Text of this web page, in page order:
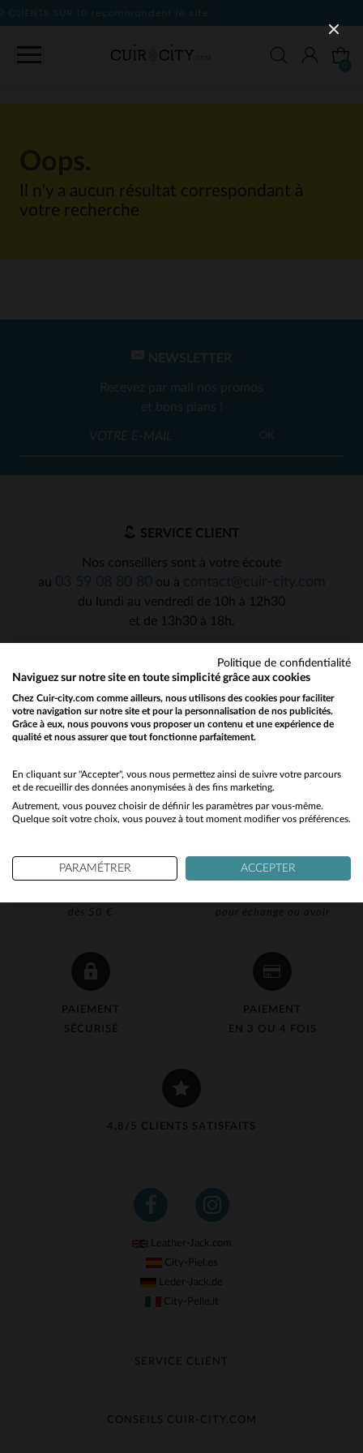
Il n'y a aucun résultat correspondant à
votre recherche
dès 50 €
pour échange ou avoir
PAIEMENT
SÉCURISÉ
PAIEMENT
EN 3 OU 4 FOIS
4,8/5 CLIENTS SATISFAITS
NEWSLETTER
Recevez par mail nos promos
et bons plans !
OK
SERVICE CLIENT
Nos conseillers sont à votre écoute
au
ou à
du lundi au vendredi de 10h à 12h30
et de 13h30 à 18h.
Leather-Jack.com
City-Piel.es
Leder-Jack.de
City-Pelle.it
SERVICE CLIENT
Échange & Remboursement
CONSEILS CUIR-CITY.COM
Would you like to be redirected to our English site?
No
Yes
Politique de confidentialité
Naviguez sur notre site en toute simplicité grâce aux cookies
Chez Cuir-city.com comme ailleurs, nous utilisons des cookies pour faciliter
votre navigation sur notre site et pour la personnalisation de nos publicités.
Grâce à eux, nous pouvons vous proposer un contenu et une expérience de
qualité et nous assurer que tout fonctionne parfaitement.
En cliquant sur "Accepter", vous nous permettez ainsi de suivre votre parcours
et de recueillir des données anonymisées à des fins marketing.
Autrement, vous pouvez choisir de définir les paramètres par vous-même.
Quelque soit votre choix, vous pouvez à tout moment modifier vos préférences.
PARAMÉTRER ACCEPTER